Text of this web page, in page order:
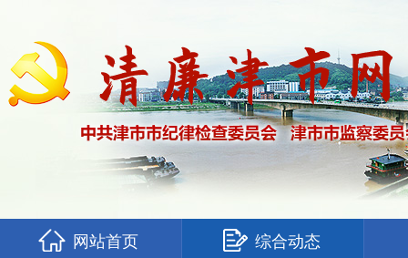
网站首页 综合动态